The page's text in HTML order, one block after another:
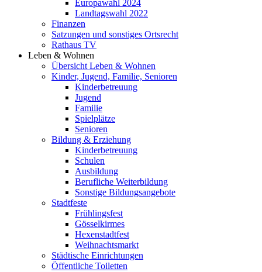
Europawahl 2024
Landtagswahl 2022
Finanzen
Satzungen und sonstiges Ortsrecht
Rathaus TV
Leben & Wohnen
Übersicht Leben & Wohnen
Kinder, Jugend, Familie, Senioren
Kinderbetreuung
Jugend
Familie
Spielplätze
Senioren
Bildung & Erziehung
Kinderbetreuung
Schulen
Ausbildung
Berufliche Weiterbildung
Sonstige Bildungsangebote
Stadtfeste
Frühlingsfest
Gösselkirmes
Hexenstadtfest
Weihnachtsmarkt
Städtische Einrichtungen
Öffentliche Toiletten